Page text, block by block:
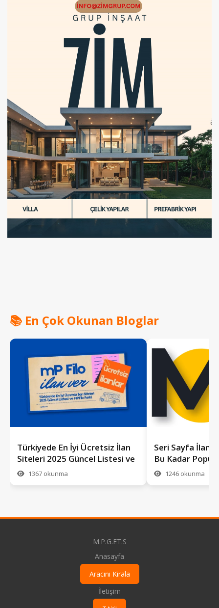
📚 En Çok Okunan Bloglar
Türkiyede En İyi Ücretsiz İlan
Siteleri 2025 Güncel Listesi ve
MPFilo Farkı
1367 okunma
Seri Sayfa İlan
Bu Kadar
mpfilo.com
1246 okunma
M.P.G.ET.S
Anasayfa
Aracını Kirala
İletişim